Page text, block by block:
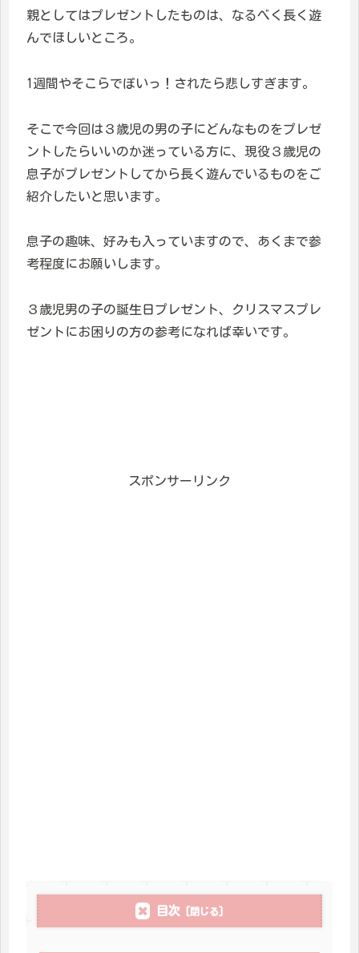
親としてはプレゼントしたものは、なるべく長く遊
んでほしいところ。
1週間やそこらでぽいっ！されたら悲しすぎます。
そこで今回は３歳児の男の子にどんなものをプレゼ
ントしたらいいのか迷っている方に、現役３歳児の
息子がプレゼントしてから長く遊んでいるものをご
紹介したいと思います。
息子の趣味、好みも入っていますので、あくまで参
考程度にお願いします。
３歳児男の子の誕生日プレゼント、クリスマスプレ
ゼントにお困りの方の参考になれば幸いです。
スポンサーリンク
目次